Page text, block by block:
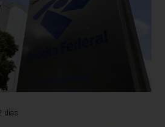
dias